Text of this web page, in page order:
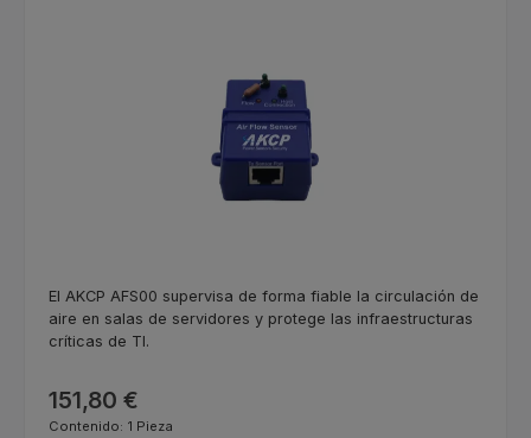
El AKCP AFS00 supervisa de forma fiable la circulación de
aire en salas de servidores y protege las infraestructuras
críticas de TI.
Precio normal:
151,80 €
Contenido: 1 Pieza